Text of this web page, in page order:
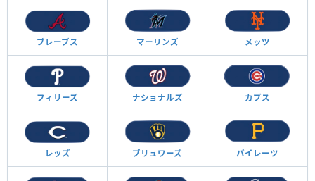
ブレーブス マーリンズ メッツ
フィリーズ ナショナルズ カブス
レッズ ブリュワーズ パイレーツ